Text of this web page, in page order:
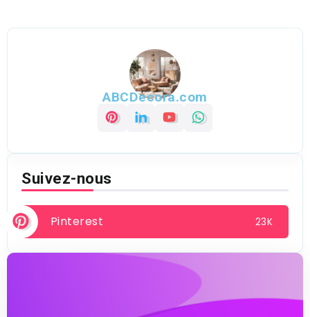
ABCDecora.com
Suivez-nous
Pinterest 23K